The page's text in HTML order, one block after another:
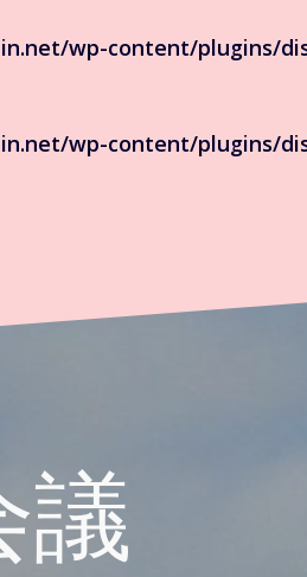
wp-content/plugins/
wp-content/plugins/
議